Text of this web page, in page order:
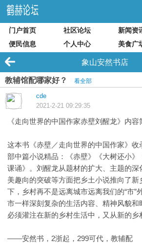
门户首页 社区论坛 新闻资
便民信息
个人中心 美食广
象山安然书店
教辅馆配哪家好？ 看全部
cde
2021-2-21 09:29:35
《走向世界的中国作家赤壁刘醒龙》内容
这本书《赤壁／走向世界的中国作家》收
部中篇小说精品：《赤壁》《大树还小》
课诵》。刘醒龙从题材的扩大、主题的深
美趣向的突破等方面把乡土小说推向了新
下，乡村再不是远离城市远离我们的“市”
市一样深刻复杂的生活内容、精神风貌和
必须灌注在新的乡村生活中，又从新的乡
——安然书，2浙起，299可代，教辅配